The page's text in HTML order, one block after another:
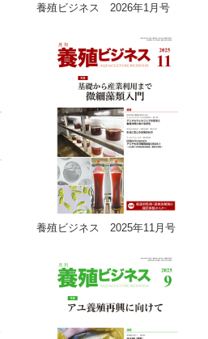
養殖ビジネス 2026年1月号
養殖ビジネス 2025年11月号